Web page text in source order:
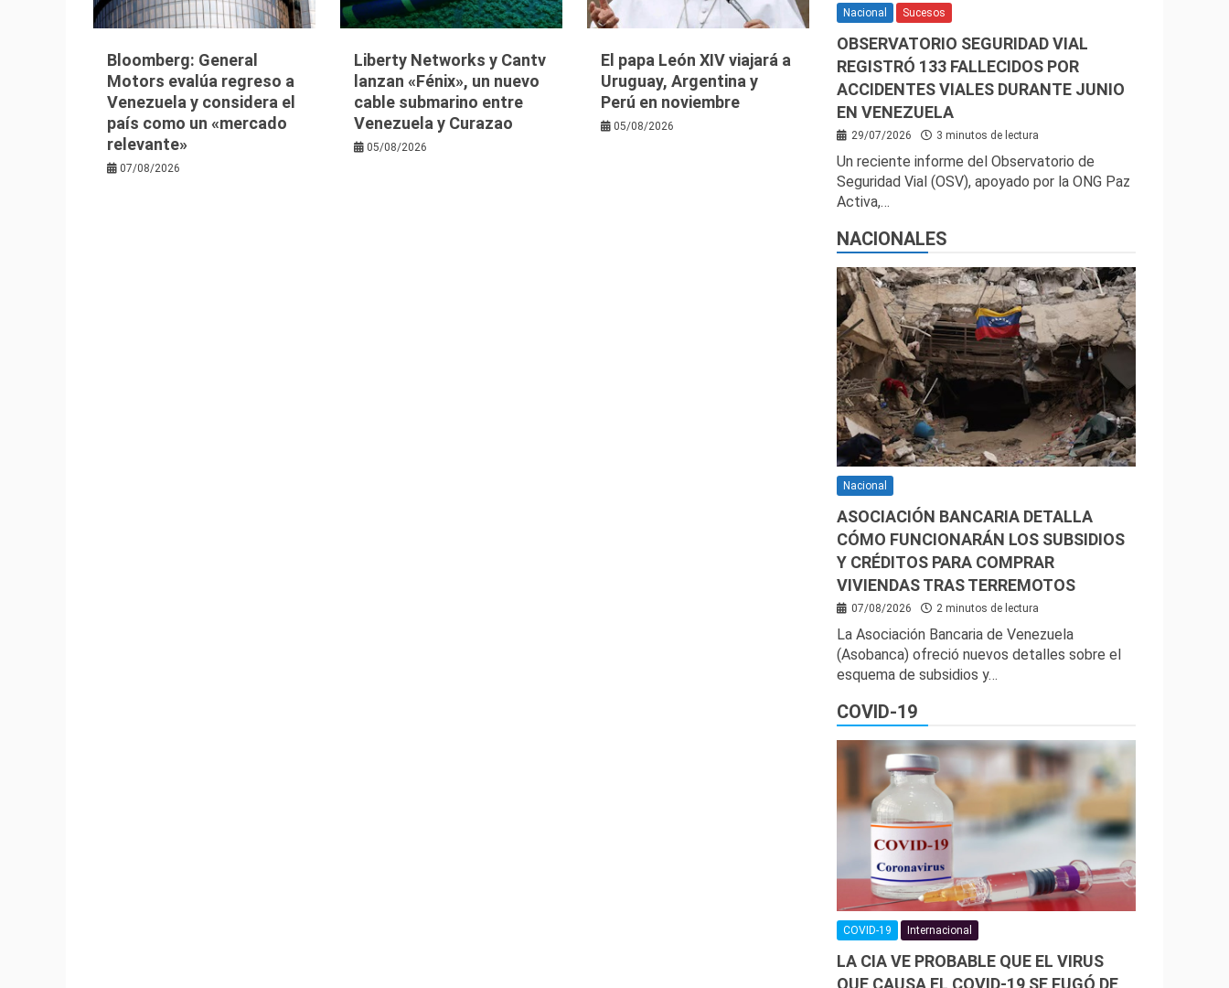
Bloomberg: General
Motors evalúa regreso a
Venezuela y considera el
país como un «mercado
relevante»
07/08/2026
Liberty Networks y Cantv
lanzan «Fénix», un nuevo
cable submarino entre
Venezuela y Curazao
05/08/2026
El papa León XIV viajará a
Uruguay, Argentina y
Perú en noviembre
05/08/2026
Nacional Sucesos
OBSERVATORIO SEGURIDAD VIAL
REGISTRÓ 133 FALLECIDOS POR
ACCIDENTES VIALES DURANTE JUNIO
EN VENEZUELA
29/07/2026 3 minutos de lectura
Un reciente informe del Observatorio de
Seguridad Vial (OSV), apoyado por la ONG Paz
Activa,…
NACIONALES
Nacional
ASOCIACIÓN BANCARIA DETALLA
CÓMO FUNCIONARÁN LOS SUBSIDIOS
Y CRÉDITOS PARA COMPRAR
VIVIENDAS TRAS TERREMOTOS
07/08/2026 2 minutos de lectura
La Asociación Bancaria de Venezuela
(Asobanca) ofreció nuevos detalles sobre el
esquema de subsidios y…
COVID-19
COVID-19 Internacional
LA CIA VE PROBABLE QUE EL VIRUS